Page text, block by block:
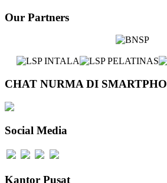
Our Partners
CHAT NURMA DI
Social Media
Kantor Pusat